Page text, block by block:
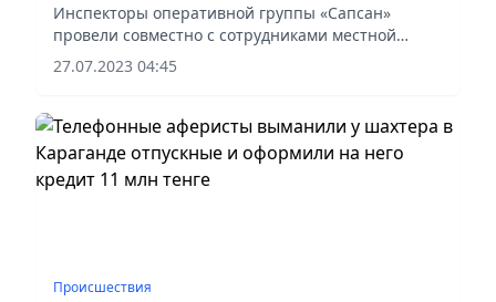
Инспекторы оперативной группы «Сапсан»
провели совместно с сотрудниками местной
полицейской службы Нуринского района
Карагандинской области очередное рейдовое
27.07.2023 04:45
Происшествия